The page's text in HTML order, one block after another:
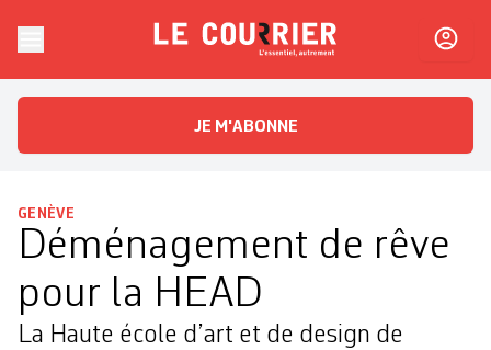
Le CourrierL'essentiel, autrement
JE M'ABONNE
GENÈVE
Déménagement de rêve
pour la HEAD
La Haute école d’art et de design de